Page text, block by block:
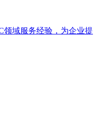
领域服务经验，为企业提